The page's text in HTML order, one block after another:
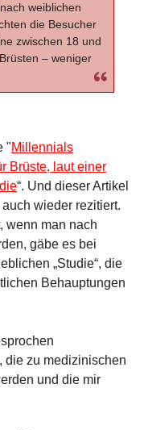
weiblichen
die Besucher
zwischen 18 und
– weniger
"Millennials
Brüste, laut einer
“. Und dieser Artikel
wieder rezitiert.
wenn man nach
gäbe es bei
„Studie“, die
Behauptungen
die zu medizinischen
und die mir